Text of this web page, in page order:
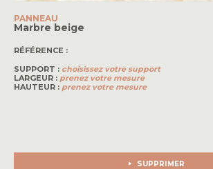
PANNEAU
Marbre beige
RÉFÉRENCE :
SUPPORT : choisissez votre support
LARGEUR : prenez votre mesure
HAUTEUR : prenez votre mesure
SUPPRIMER